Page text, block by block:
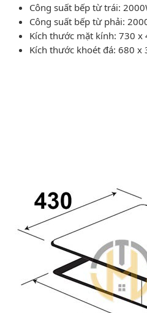
Công suất bếp từ trái:
Công suất bếp từ phải:
Kích thước mặt kính: 730 x
Kích thước khoét đá: 680 x